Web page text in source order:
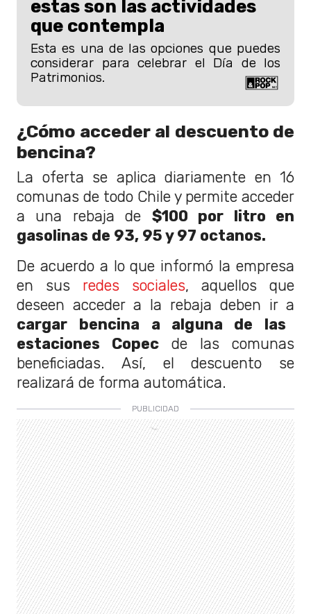
estas son las actividades
que contempla
Esta es una de las opciones que puedes
considerar para celebrar el Día de los
Patrimonios.
¿Cómo acceder al descuento de
bencina?
La oferta se aplica diariamente en 16
comunas de todo Chile y permite acceder
a una rebaja de $100 por litro en
gasolinas de 93, 95 y 97 octanos.
De acuerdo a lo que informó la empresa
en sus redes sociales, aquellos que
deseen acceder a la rebaja deben ir a
cargar bencina a alguna de las
estaciones Copec de las comunas
beneficiadas. Así, el descuento se
realizará de forma automática.